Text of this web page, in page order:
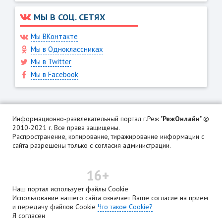
МЫ В СОЦ. СЕТЯХ
Мы ВКонтакте
Мы в Одноклассниках
Мы в Twitter
Мы в Facebook
Информационно-развлекательный портал г.Реж "РежОнлайн" ©
2010-2021 г. Все права защищены.
Распространение, копирование, тиражирование информации с
сайта разрешены только с согласия администрации.
16+
Наш портал использует файлы Cookie
Использование нашего сайта означает Ваше согласие на прием
и передачу файлов Cookie Что такое Cookie?
Я согласен